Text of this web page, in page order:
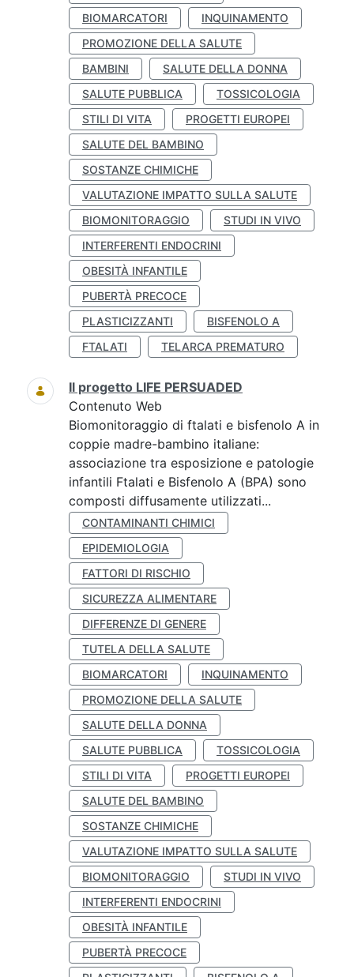
BIOMARCATORI
INQUINAMENTO
PROMOZIONE DELLA SALUTE
BAMBINI
SALUTE DELLA DONNA
SALUTE PUBBLICA
TOSSICOLOGIA
STILI DI VITA
PROGETTI EUROPEI
SALUTE DEL BAMBINO
SOSTANZE CHIMICHE
VALUTAZIONE IMPATTO SULLA SALUTE
BIOMONITORAGGIO
STUDI IN VIVO
INTERFERENTI ENDOCRINI
OBESITÀ INFANTILE
PUBERTÀ PRECOCE
PLASTICIZZANTI
BISFENOLO A
FTALATI
TELARCA PREMATURO
Il progetto LIFE PERSUADED
Contenuto Web
Biomonitoraggio di ftalati e bisfenolo A in
coppie madre-bambino italiane:
associazione tra esposizione e patologie
infantili Ftalati e Bisfenolo A (BPA) sono
composti diffusamente utilizzati...
CONTAMINANTI CHIMICI
EPIDEMIOLOGIA
FATTORI DI RISCHIO
SICUREZZA ALIMENTARE
DIFFERENZE DI GENERE
TUTELA DELLA SALUTE
BIOMARCATORI
INQUINAMENTO
PROMOZIONE DELLA SALUTE
SALUTE DELLA DONNA
SALUTE PUBBLICA
TOSSICOLOGIA
STILI DI VITA
PROGETTI EUROPEI
SALUTE DEL BAMBINO
SOSTANZE CHIMICHE
VALUTAZIONE IMPATTO SULLA SALUTE
BIOMONITORAGGIO
STUDI IN VIVO
INTERFERENTI ENDOCRINI
OBESITÀ INFANTILE
PUBERTÀ PRECOCE